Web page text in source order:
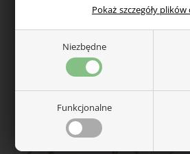
Niezbędne
Funkcjonalne
Pokaż szczegóły